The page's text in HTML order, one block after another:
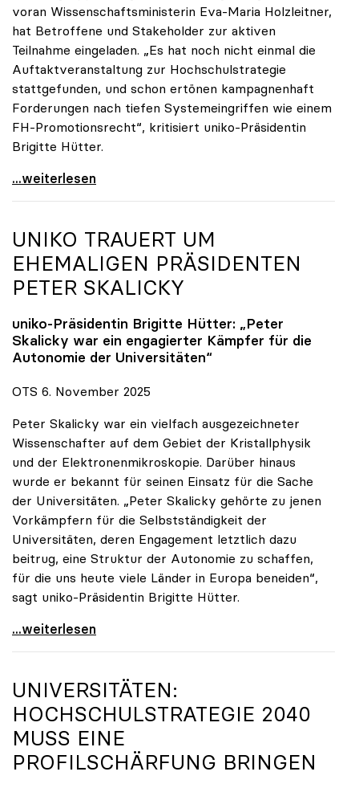
voran Wissenschaftsministerin Eva-Maria Holzleitner,
hat Betroffene und Stakeholder zur aktiven
Teilnahme eingeladen. „Es hat noch nicht einmal die
Auftaktveranstaltung zur Hochschulstrategie
stattgefunden, und schon ertönen kampagnenhaft
Forderungen nach tiefen Systemeingriffen wie einem
FH-Promotionsrecht“, kritisiert uniko-Präsidentin
Brigitte Hütter.
„Deplatzierte Kampagne“: uniko irritiert über
...weiterlesen
UNIKO TRAUERT UM
EHEMALIGEN PRÄSIDENTEN
PETER SKALICKY
uniko-Präsidentin Brigitte Hütter: „Peter
Skalicky war ein engagierter Kämpfer für die
Autonomie der Universitäten“
OTS 6. November 2025
Peter Skalicky war ein vielfach ausgezeichneter
Wissenschafter auf dem Gebiet der Kristallphysik
und der Elektronenmikroskopie. Darüber hinaus
wurde er bekannt für seinen Einsatz für die Sache
der Universitäten. „Peter Skalicky gehörte zu jenen
Vorkämpfern für die Selbstständigkeit der
Universitäten, deren Engagement letztlich dazu
beitrug, eine Struktur der Autonomie zu schaffen,
für die uns heute viele Länder in Europa beneiden“,
sagt uniko-Präsidentin Brigitte Hütter.
uniko trauert um ehemaligen Präsidenten Peter
...weiterlesen
UNIVERSITÄTEN:
HOCHSCHULSTRATEGIE 2040
MUSS EINE
PROFILSCHÄRFUNG BRINGEN